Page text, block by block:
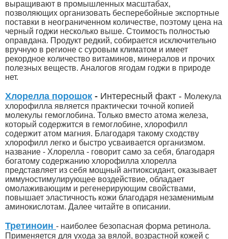
выращивают в промышленных масштабах,
позволяющих организовать бесперебойные экспортные
поставки в неограниченном количестве, поэтому цена на
черный годжи несколько выше. Стоимость полностью
оправдана. Продукт редкий, собирается исключительно
вручную в регионе с суровым климатом и имеет
рекордное количество витаминов, минералов и прочих
полезных веществ. Аналогов ягодам годжи в природе
нет.
Хлорелла порошок - Интересный факт - Молекула
хлорофилла является практически точной копией
молекулы гемоглобина. Только вместо атома железа,
который содержится в гемоглобине, хлорофилл
содержит атом магния. Благодаря такому сходству
хлорофилл легко и быстро усваивается организмом.
название - Хлорелла - говорит само за себя, благодаря
богатому содержанию хлорофилла хлорелла
представляет из себя мощный антиоксидант, оказывает
иммуностимулирующее воздействие, обладает
омолаживающим и регенерирующим свойствами,
повышает эластичность кожи благодаря незаменимым
аминокислотам. Далее читайте в описании.
Третиноин - наиболее безопасная форма ретинола.
Применяется для ухода за вялой, возрастной кожей с